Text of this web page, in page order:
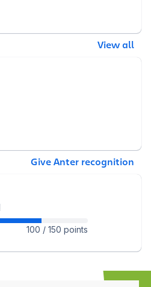
View all
Give Anter recognition
100 / 150 points